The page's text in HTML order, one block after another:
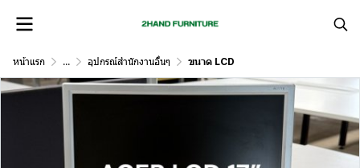
หน้าแรก ... อุปกรณ์สำนักงานอื่นๆ ขนาด LCD